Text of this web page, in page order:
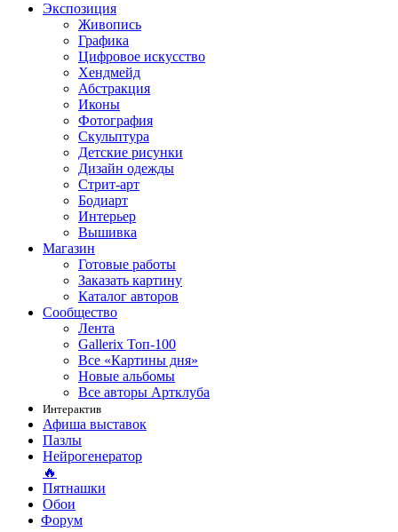
Экспозиция
Живопись
Графика
Цифровое искусство
Хендмейд
Абстракция
Иконы
Фотография
Скульптура
Детские рисунки
Дизайн одежды
Стрит-арт
Бодиарт
Интерьер
Вышивка
Магазин
Готовые работы
Заказать картину
Каталог авторов
Сообщество
Лента
Gallerix Топ-100
Все «Картины дня»
Новые альбомы
Все авторы Артклуба
Интерактив
Афиша выставок
Пазлы
Нейрогенератор
🔥
Пятнашки
Обои
Форум